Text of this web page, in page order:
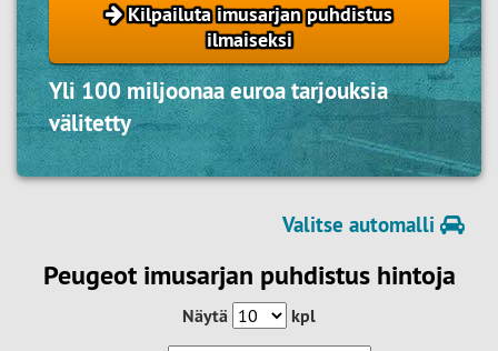
Kilpailuta imusarjan puhdistus
ilmaiseksi
Yli 100 miljoonaa euroa tarjouksia
välitetty
Valitse automalli
Peugeot imusarjan puhdistus hintoja
Näytä kpl